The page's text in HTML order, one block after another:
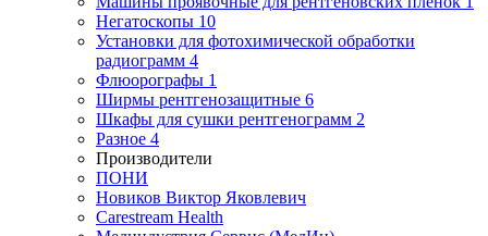
Негатоскопы 10
Установки для фотохимической обработки
радиограмм 4
Флюорографы 1
Ширмы рентгенозащитные 6
Шкафы для сушки рентгенограмм 2
Разное 4
Производители
ПОНИ
Новиков Виктор Яковлевич
Carestream Health